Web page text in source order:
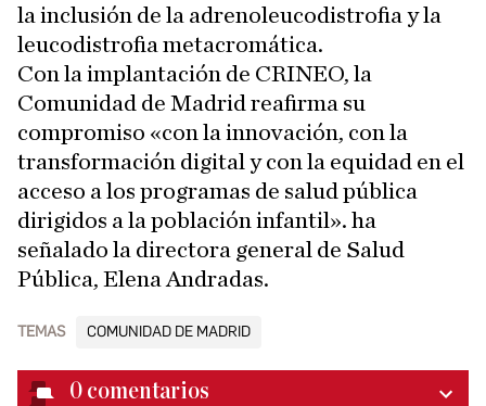
la inclusión de la adrenoleucodistrofia y la
leucodistrofia metacromática.
Con la implantación de CRINEO, la
Comunidad de Madrid reafirma su
compromiso «con la innovación, con la
transformación digital y con la equidad en el
acceso a los programas de salud pública
dirigidos a la población infantil». ha
señalado la directora general de Salud
Pública, Elena Andradas.
TEMAS COMUNIDAD DE MADRID
0 comentarios